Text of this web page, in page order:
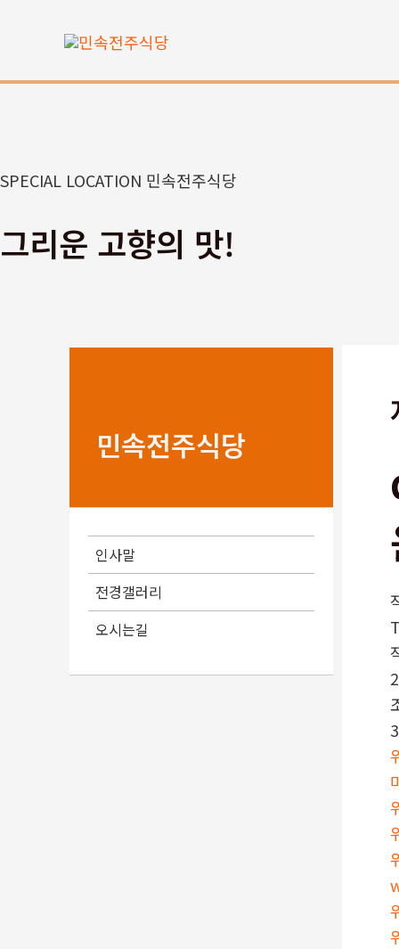
로
기
SPECIAL LOCATION 민속전주식당
그리운 고향의 맛!
민속전주식당
인사말
전경갤러리
오시는길